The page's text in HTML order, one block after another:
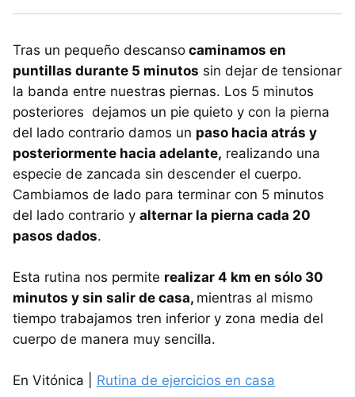
Tras un pequeño descanso caminamos en
puntillas durante 5 minutos sin dejar de tensionar
la banda entre nuestras piernas. Los 5 minutos
posteriores dejamos un pie quieto y con la pierna
del lado contrario damos un paso hacia atrás y
posteriormente hacia adelante, realizando una
especie de zancada sin descender el cuerpo.
Cambiamos de lado para terminar con 5 minutos
del lado contrario y alternar la pierna cada 20
pasos dados.
Esta rutina nos permite realizar 4 km en sólo 30
minutos y sin salir de casa, mientras al mismo
tiempo trabajamos tren inferior y zona media del
cuerpo de manera muy sencilla.
En Vitónica | Rutina de ejercicios en casa